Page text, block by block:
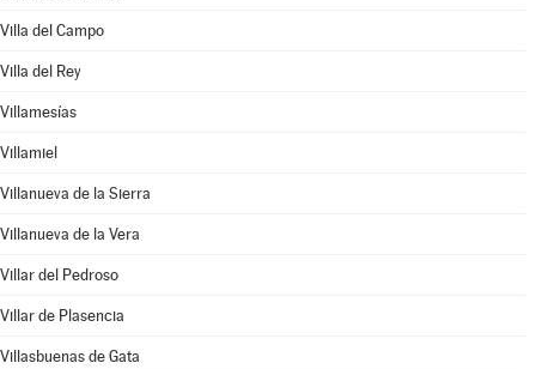
Villa del Campo
Villa del Rey
Villamesías
Villamiel
Villanueva de la Sierra
Villanueva de la Vera
Villar del Pedroso
Villar de Plasencia
Villasbuenas de Gata